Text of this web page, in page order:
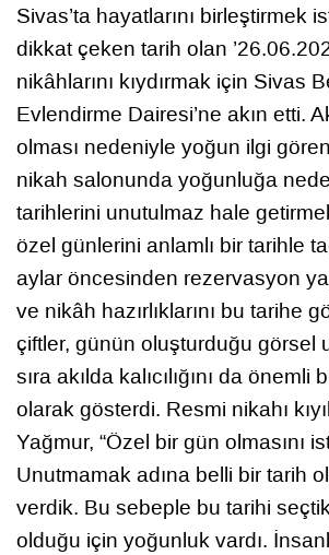
Sivas’ta hayatlarını birleştirmek
dikkat çeken tarih olan
nikâhlarını kıydırmak için Sivas
Evlendirme Dairesi’ne akın etti.
olması nedeniyle yoğun ilgi
nikah salonunda yoğunluğa
tarihlerini unutulmaz hale
özel günlerini anlamlı bir tarihle
aylar öncesinden rezervasyon
ve nikâh hazırlıklarını bu tarihe
çiftler, günün oluşturduğu görsel
sıra akılda kalıcılığını da
olarak gösterdi. Resmi nikahı
Yağmur, “Özel bir gün olmasını
Unutmamak adına belli bir tarih
verdik. Bu sebeple bu tarihi
olduğu için yoğunluk vardı.